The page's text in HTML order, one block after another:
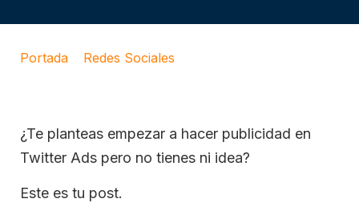
Portada Redes Sociales
¿Te planteas empezar a hacer publicidad en
Twitter Ads pero no tienes ni idea?
Este es tu post.